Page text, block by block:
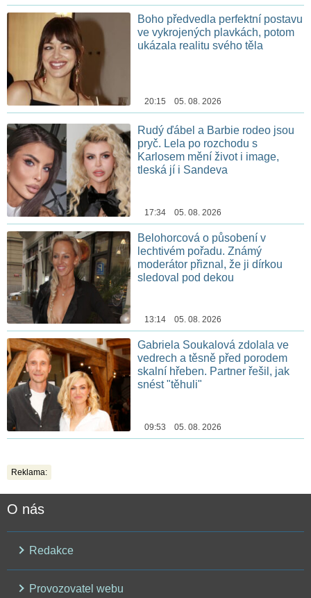
Boho předvedla perfektní postavu
ve vykrojených plavkách, potom
ukázala realitu svého těla
20:15 05. 08. 2026
Rudý ďábel a Barbie rodeo jsou
pryč. Lela po rozchodu s
Karlosem mění život i image,
tleská jí i Sandeva
17:34 05. 08. 2026
Belohorcová o působení v
lechtivém pořadu. Známý
moderátor přiznal, že ji dírkou
sledoval pod dekou
13:14 05. 08. 2026
Gabriela Soukalová zdolala ve
vedrech a těsně před porodem
skalní hřeben. Partner řešil, jak
snést "těhuli"
09:53 05. 08. 2026
Reklama:
O nás
Redakce
Provozovatel webu